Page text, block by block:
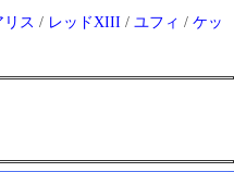
リス / レッドXIII / ユフィ / ケッ